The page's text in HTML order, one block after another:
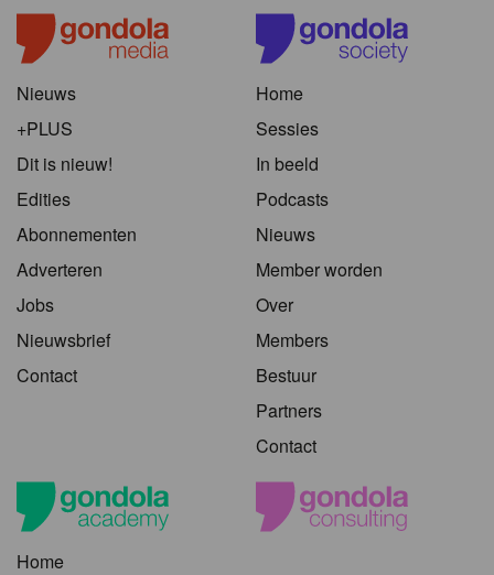
Nieuws
+PLUS
Dit is nieuw!
Edities
Abonnementen
Adverteren
Jobs
Nieuwsbrief
Contact
Home
Sessies
In beeld
Podcasts
Nieuws
Member worden
Over
Members
Bestuur
Partners
Contact
Home